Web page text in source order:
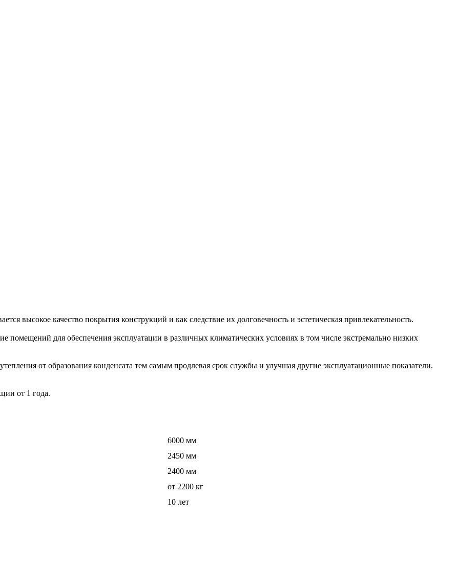
высокое качество покрытия конструкций и как следствие их долговечность и эстетическая привлекательность.
помещений для обеспечения эксплуатации в различных климатических условиях в том числе экстремально низких
от образования конденсата тем самым продлевая срок службы и улучшая другие эксплуатационные показатели.
от 1 года.
6000 мм
2450 мм
2400 мм
от 2200 кг
10 лет